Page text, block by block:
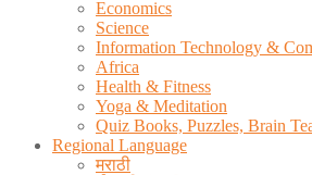
Economics
Science
Information Technology &
Africa
Health & Fitness
Yoga & Meditation
Quiz Books, Puzzles, Brain
Regional Language
मराठी